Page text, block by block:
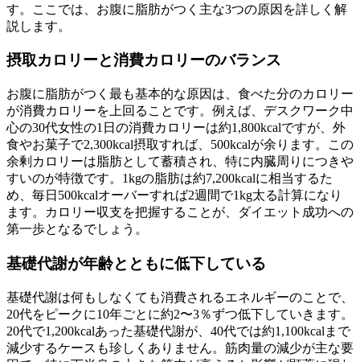
す。ここでは、お腹に脂肪がつく主な3つの原因を詳しく解
説します。
摂取カロリーと消費カロリーのバランス
お腹に脂肪がつく最も基本的な原因は、 食べた分のカロリー
が消費カロリーを上回ること です。例えば、デスクワーク中
心の30代女性の1日の消費カロリーは約1,800kcalですが、外
食やお菓子で2,300kcal摂取すれば、500kcalが余ります。この
余剰カロリーは脂肪として蓄積され、特に内臓周りにつきや
すいのが特徴です。 1kgの脂肪は約7,200kcalに相当するた
め、毎日500kcalオーバーすれば2週間で1kg太る計算になり
ます。カロリー収支を把握することが、ダイエット成功への
第一歩となるでしょう。
基礎代謝が年齢とともに低下している
基礎代謝は何もしなくても消費されるエネルギーのことで、
20代をピークに10年ごとに約2〜3％ずつ低下していきます。
20代で1,200kcalあった基礎代謝が、40代では約1,100kcalまで
減少するケースも珍しくありません。 筋肉量の減少が主な要